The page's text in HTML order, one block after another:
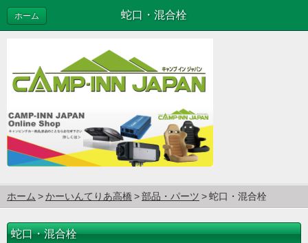
蛇口・混合栓
ホーム
ホーム かーいんてりあ高橋 部品・パーツ 蛇口・混合栓
蛇口・混合栓